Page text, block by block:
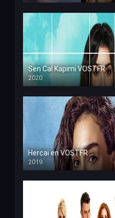
Sen Cal Kapimi VOSTFR
2020
Hercai en VOSTFR
2019